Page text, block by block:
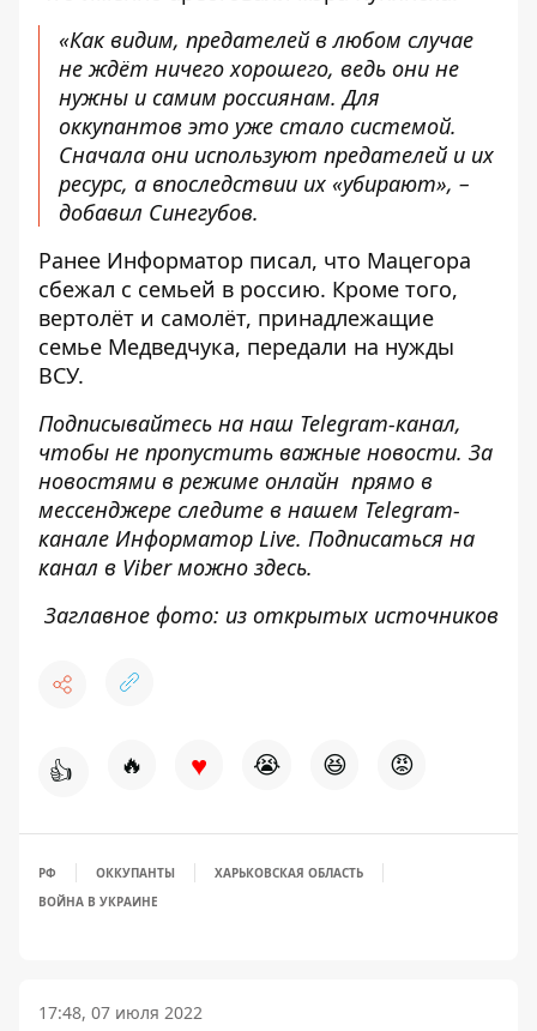
«Как видим, предателей в любом случае
не ждёт ничего хорошего, ведь они не
нужны и самим россиянам. Для
оккупантов это уже стало системой.
Сначала они используют предателей и их
ресурс, а впоследствии их «убирают», –
добавил Синегубов.
Ранее Информатор писал, что Мацегора
сбежал с семьей в россию. Кроме того,
вертолёт и самолёт, принадлежащие
семье Медведчука, передали на нужды
ВСУ.
Подписывайтесь на наш Telegram-канал,
чтобы не пропустить важные новости. За
новостями в режиме онлайн прямо в
мессенджере следите в нашем Telegram-
канале Информатор Live. Подписаться на
канал в Viber можно здесь.
Заглавное фото: из открытых источников
👍 🔥 ♥ 😭 😆 😡
РФ ОККУПАНТЫ
ХАРЬКОВСКАЯ ОБЛАСТЬ
ВОЙНА В УКРАИНЕ
17:48, 07 июля 2022